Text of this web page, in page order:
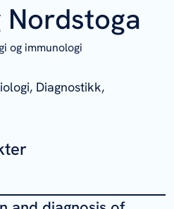
Nordstoga
og immunologi
Diagnostikk,